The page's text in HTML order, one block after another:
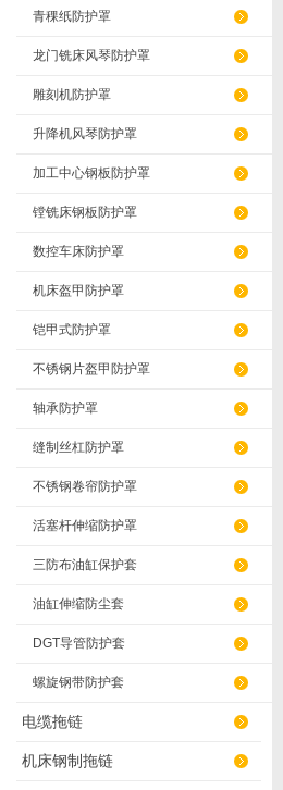
青稞纸防护罩
龙门铣床风琴防护罩
雕刻机防护罩
升降机风琴防护罩
加工中心钢板防护罩
镗铣床钢板防护罩
数控车床防护罩
机床盔甲防护罩
铠甲式防护罩
不锈钢片盔甲防护罩
轴承防护罩
缝制丝杠防护罩
不锈钢卷帘防护罩
活塞杆伸缩防护罩
三防布油缸保护套
油缸伸缩防尘套
DGT导管防护套
螺旋钢带防护套
电缆拖链
机床钢制拖链